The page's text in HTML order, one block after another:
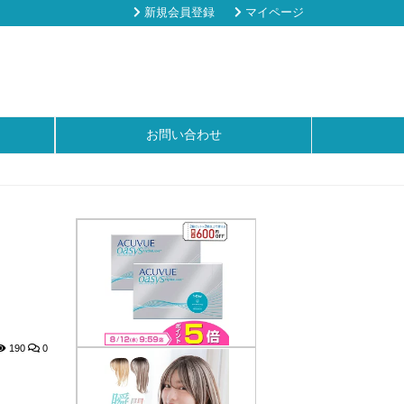
新規会員登録 マイページ
お問い合わせ
190 0